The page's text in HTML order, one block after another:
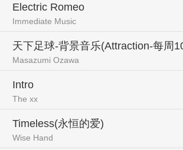
Electric Romeo
Immediate Music
天下足球-背景音乐(Attraction-每周
Masazumi Ozawa
Intro
The xx
Timeless(永恒的爱)
Wise Hand